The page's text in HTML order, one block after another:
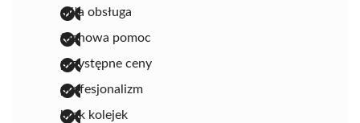
miła obsługa
fachowa pomoc
przystępne ceny
profesjonalizm
brak kolejek